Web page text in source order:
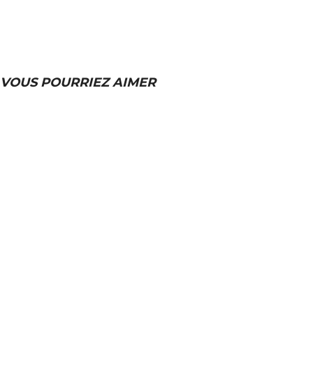
VOUS POURRIEZ AIMER